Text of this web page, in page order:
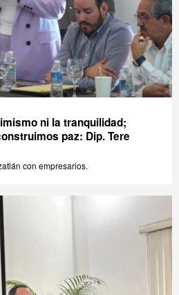
ni la tranquilidad;
paz: Dip. Tere
con empresarios.